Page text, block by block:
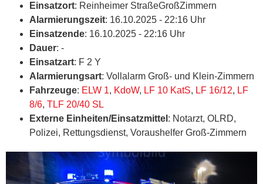
Einsatzort: Reinheimer StraßeGroßZimmern
Alarmierungszeit: 16.10.2025 - 22:16 Uhr
Einsatzende: 16.10.2025 - 22:16 Uhr
Dauer: -
Einsatzart: F 2 Y
Alarmierungsart: Vollalarm Groß- und Klein-Zimmern
Fahrzeuge: ELW 1, KdoW, LF 10 KatS, LF 16/12, LF
8/6, TLF 20/40 SL
Externe Einheiten/Einsatzmittel : Notarzt, OLRD,
Polizei, Rettungsdienst, Voraushelfer Groß-Zimmern